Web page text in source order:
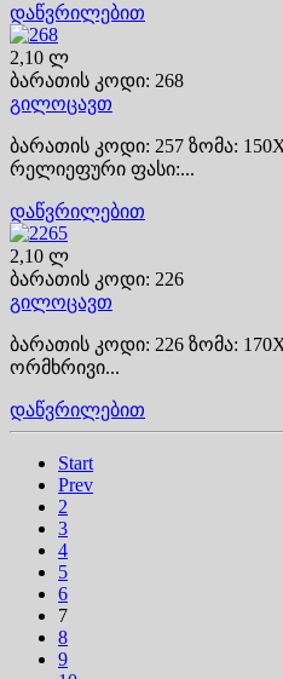
დაწვრილებით
2,10 ლ
ბარათის კოდი: 268
გილოცავთ
ბარათის კოდი: 257 ზომა:
რელიეფური ფასი:...
დაწვრილებით
2,10 ლ
ბარათის კოდი: 226
გილოცავთ
ბარათის კოდი: 226 ზომა:
ორმხრივი...
დაწვრილებით
Start
Prev
2
3
4
5
6
7
8
9